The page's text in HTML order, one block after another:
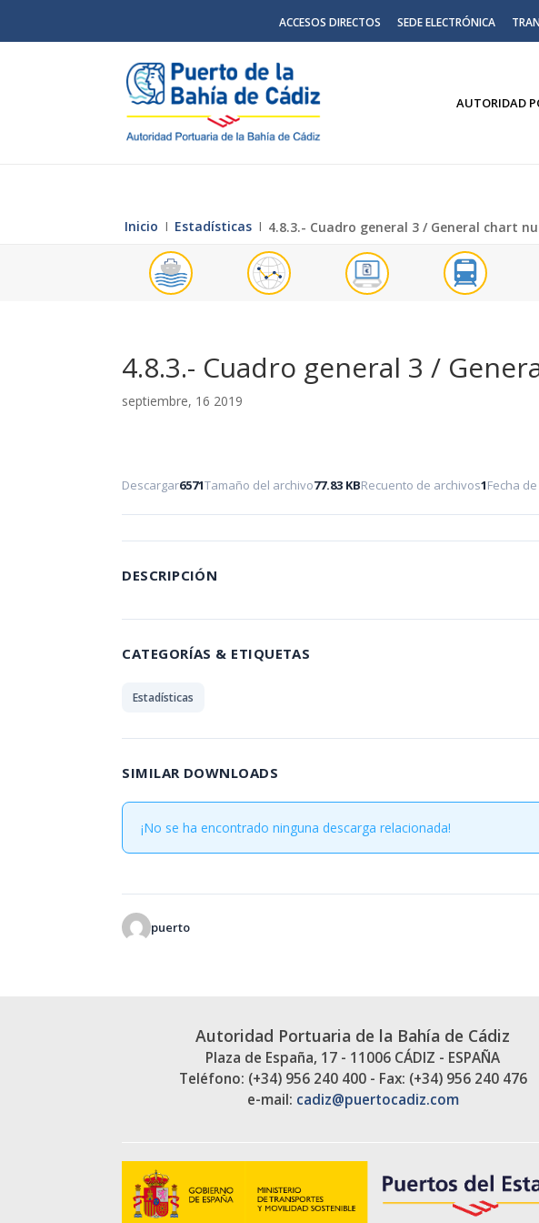
ACCESOS DIRECTOS SEDE ELECTRÓNICA
AUTORIDAD
Inicio Ι Estadísticas Ι 4.8.3.- Cuadro general 3 / General chart
4.8.3.- Cuadro general 3 /
septiembre, 16 2019
Descargar6571Tamaño del archivo77.83 KBRecuento de archivos1Fecha
DESCRIPCIÓN
CATEGORÍAS & ETIQUETAS
Estadísticas
SIMILAR DOWNLOADS
¡No se ha encontrado ninguna descarga relacionada!
puerto
Autoridad Portuaria de la Bahía de Cádiz
Plaza de España, 17 - 11006 CÁDIZ - ESPAÑA
Teléfono: (+34) 956 240 400 - Fax: (+34) 956 240 476
e-mail: cadiz@puertocadiz.com